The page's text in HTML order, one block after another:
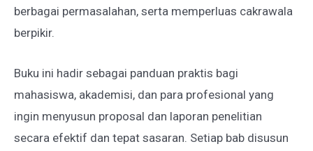
berbagai permasalahan, serta memperluas cakrawala
berpikir.
Buku ini hadir sebagai panduan praktis bagi
mahasiswa, akademisi, dan para profesional yang
ingin menyusun proposal dan laporan penelitian
secara efektif dan tepat sasaran. Setiap bab disusun